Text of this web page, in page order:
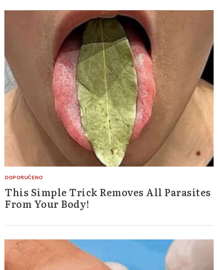
This Simple Trick Removes All Parasites
From Your Body!